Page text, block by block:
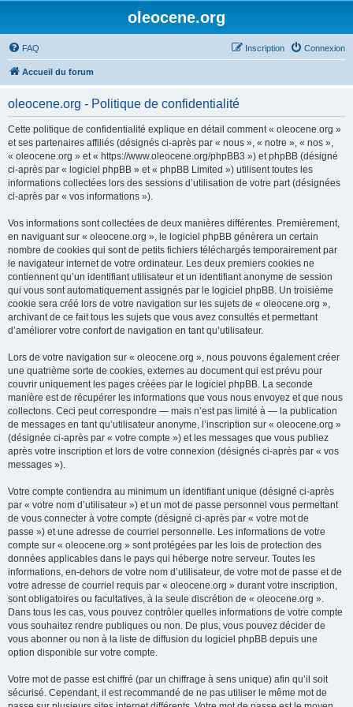
oleocene.org
FAQ Connexion
Inscription
Accueil du forum
oleocene.org - Politique de confidentialité
Cette politique de confidentialité explique en détail comment « oleocene.org »
et ses partenaires affiliés (désignés ci-après par « nous », « notre », « nos »,
« oleocene.org » et « https://www.oleocene.org/phpBB3 ») et phpBB (désigné
ci-après par « logiciel phpBB » et « phpBB Limited ») utilisent toutes les
informations collectées lors des sessions d’utilisation de votre part (désignées
ci-après par « vos informations »).
Vos informations sont collectées de deux manières différentes. Premièrement,
en naviguant sur « oleocene.org », le logiciel phpBB génèrera un certain
nombre de cookies qui sont de petits fichiers téléchargés temporairement par
le navigateur internet de votre ordinateur. Les deux premiers cookies ne
contiennent qu’un identifiant utilisateur et un identifiant anonyme de session
qui vous sont automatiquement assignés par le logiciel phpBB. Un troisième
cookie sera créé lors de votre navigation sur les sujets de « oleocene.org »,
archivant de ce fait tous les sujets que vous avez consultés et permettant
d’améliorer votre confort de navigation en tant qu’utilisateur.
Lors de votre navigation sur « oleocene.org », nous pouvons également créer
une quatrième sorte de cookies, externes au document qui est prévu pour
couvrir uniquement les pages créées par le logiciel phpBB. La seconde
manière est de récupérer les informations que vous nous envoyez et que nous
collectons. Ceci peut correspondre — mais n’est pas limité à — la publication
de messages en tant qu’utilisateur anonyme, l’inscription sur « oleocene.org »
(désignée ci-après par « votre compte ») et les messages que vous publiez
après votre inscription et lors de votre connexion (désignés ci-après par « vos
messages »).
Votre compte contiendra au minimum un identifiant unique (désigné ci-après
par « votre nom d’utilisateur ») et un mot de passe personnel vous permettant
de vous connecter à votre compte (désigné ci-après par « votre mot de
passe ») et une adresse de courriel personnelle. Les informations de votre
compte sur « oleocene.org » sont protégées par les lois de protection des
données applicables dans le pays qui héberge notre serveur. Toutes les
informations, en-dehors de votre nom d’utilisateur, de votre mot de passe et de
votre adresse de courriel requis par « oleocene.org » durant votre inscription,
sont obligatoires ou facultatives, à la seule discrétion de « oleocene.org ».
Dans tous les cas, vous pouvez contrôler quelles informations de votre compte
vous souhaitez rendre publiques ou non. De plus, vous pouvez décider de
vous abonner ou non à la liste de diffusion du logiciel phpBB depuis une
option disponible sur votre compte.
Votre mot de passe est chiffré (par un chiffrage à sens unique) afin qu’il soit
sécurisé. Cependant, il est recommandé de ne pas utiliser le même mot de